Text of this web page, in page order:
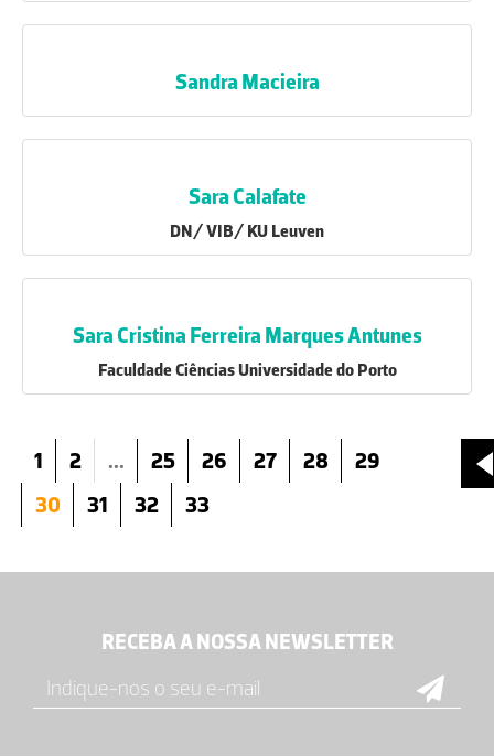
Sandra Macieira
Sara Calafate
DN/ VIB/ KU Leuven
Sara Cristina Ferreira Marques Antunes
Faculdade Ciências Universidade do Porto
1 2 ... 25 26 27 28
29
30
31 32 33
RECEBA A NOSSA NEWSLETTER